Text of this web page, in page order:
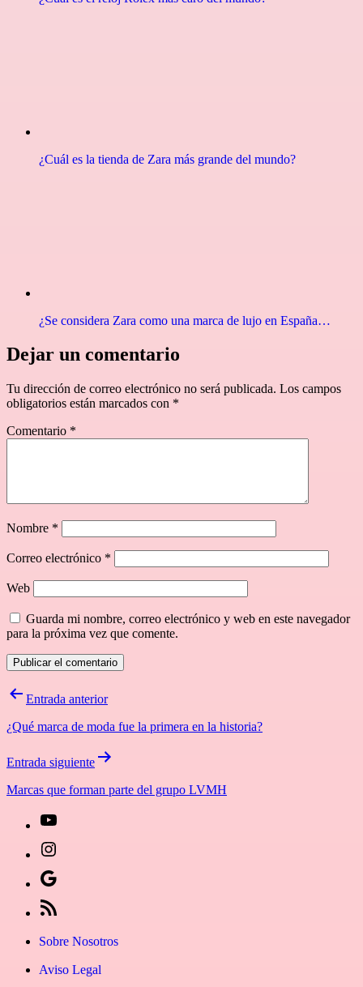
¿Cuál es la tienda de Zara más grande del mundo?
¿Se considera Zara como una marca de lujo en España…
Dejar un comentario
Tu dirección de correo electrónico no será publicada. Los campos
obligatorios están marcados con *
Comentario *
Nombre *
Correo electrónico *
Web
Guarda mi nombre, correo electrónico y web en este navegador
para la próxima vez que comente.
Navegación
entradas
Entrada anterior
¿Qué marca de moda fue la primera en la historia?
Entrada siguiente
Marcas que forman parte del grupo LVMH
instagram»]
fa-
youtube»]
Google
News
icon
icon=»fa
Sobre Nosotros
Aviso Legal